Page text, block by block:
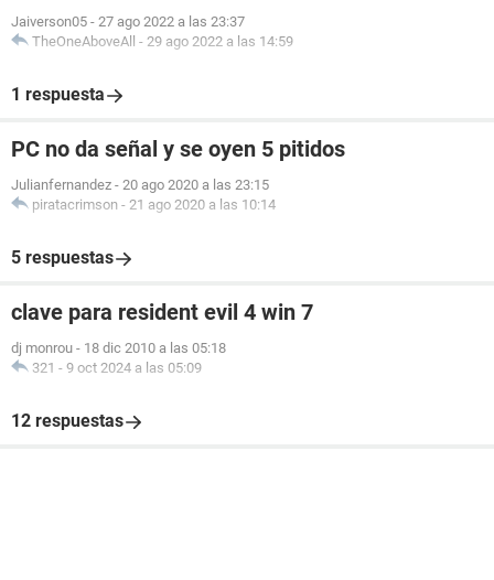
Jaiverson05 - 27 ago 2022 a las 23:37
TheOneAboveAll - 29 ago 2022 a las 14:59
1 respuesta
PC no da señal y se oyen 5 pitidos
Julianfernandez - 20 ago 2020 a las 23:15
piratacrimson - 21 ago 2020 a las 10:14
5 respuestas
clave para resident evil 4 win 7
dj monrou - 18 dic 2010 a las 05:18
321 - 9 oct 2024 a las 05:09
12 respuestas